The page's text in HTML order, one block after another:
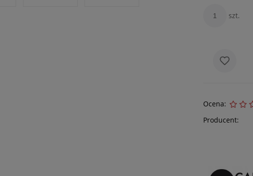
szt.
Ocena:
Producent: